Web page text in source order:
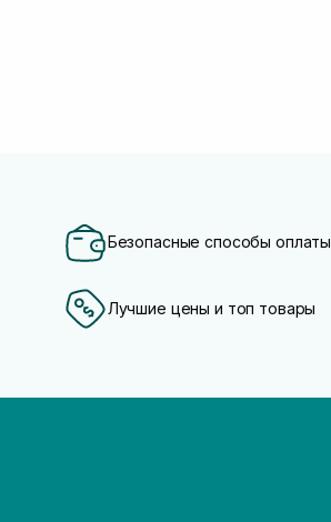
Безопасные способы оплаты
Лучшие цены и топ товары